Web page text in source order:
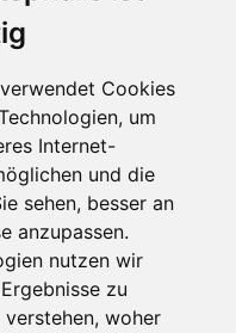
Cookies
um
Internet-
und die
sehen, besser an
anzupassen.
nutzen wir
zu
verstehen, woher